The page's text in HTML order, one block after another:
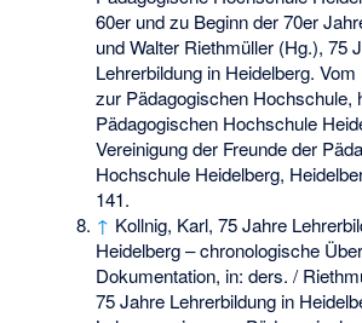
60er und zu Beginn der 70er
und Walter Riethmüller (Hg.), 75
Lehrerbildung in Heidelberg.
zur Pädagogischen Hochschule,
Pädagogischen Hochschule
Vereinigung der Freunde der
Hochschule Heidelberg,
141.
↑ Kollnig, Karl, 75 Jahre
Heidelberg – chronologische
Dokumentation, in: ders. /
75 Jahre Lehrerbildung in